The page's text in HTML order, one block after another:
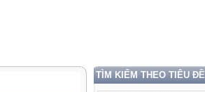
TÌM KIẾM THEO TIÊU ĐỀ